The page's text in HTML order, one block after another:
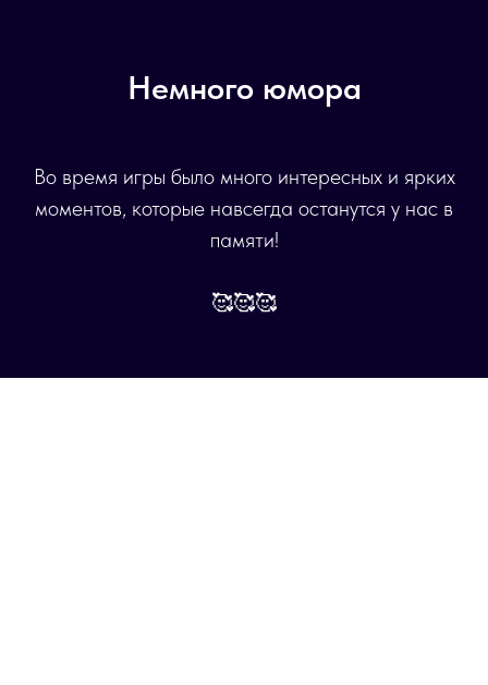
Немного юмора
Во время игры было много интересных и ярких
моментов, которые навсегда останутся у нас в
памяти!
🥰🥰🥰